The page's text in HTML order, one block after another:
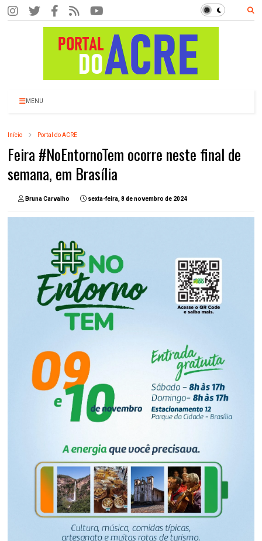
MENU
Início Portal do ACRE
Feira #NoEntornoTem ocorre neste final de
semana, em Brasília
Bruna Carvalho sexta-feira, 8 de novembro de 2024